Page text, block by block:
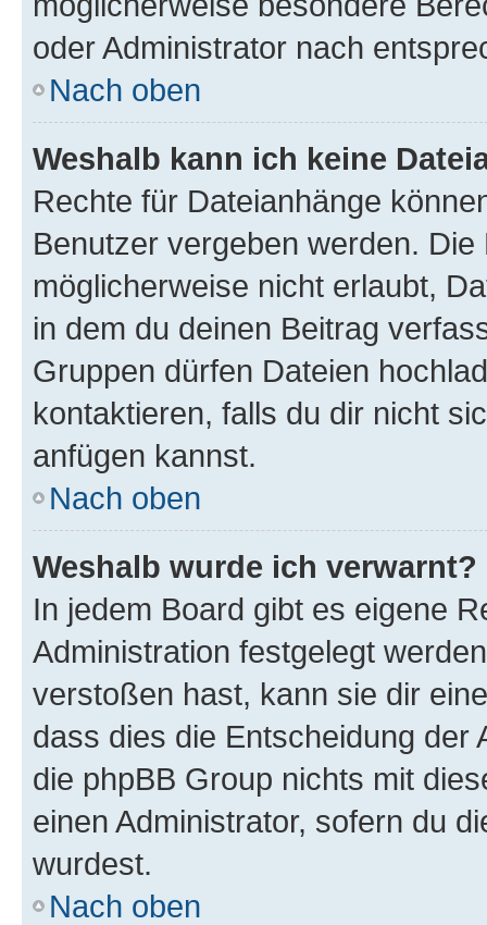
oder Administrator nach
Nach oben
Weshalb kann ich keine
Rechte für Dateianhänge
Benutzer vergeben werden.
möglicherweise nicht erlaubt,
in dem du deinen Beitrag
Gruppen dürfen Dateien
kontaktieren, falls du dir nicht
anfügen kannst.
Nach oben
Weshalb wurde ich verwarnt?
In jedem Board gibt es eigene
Administration festgelegt
verstoßen hast, kann sie dir
dass dies die Entscheidung der
die phpBB Group nichts mit
einen Administrator, sofern du
wurdest.
Nach oben